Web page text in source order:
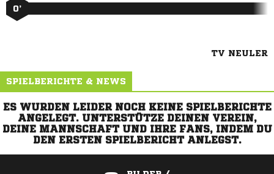
0’
TV NEULER
SPIELBERICHTE & NEWS
ES WURDEN LEIDER NOCH KEINE SPIELBERICHTE
ANGELEGT. UNTERSTÜTZE DEINEN VEREIN,
DEINE MANNSCHAFT UND IHRE FANS, INDEM DU
DEN ERSTEN SPIELBERICHT ANLEGST.